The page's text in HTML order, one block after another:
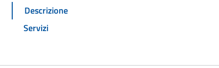
Descrizione
Servizi